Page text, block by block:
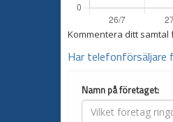
Kommentera ditt samtal
Har telefonförsäljare
Namn på företaget: